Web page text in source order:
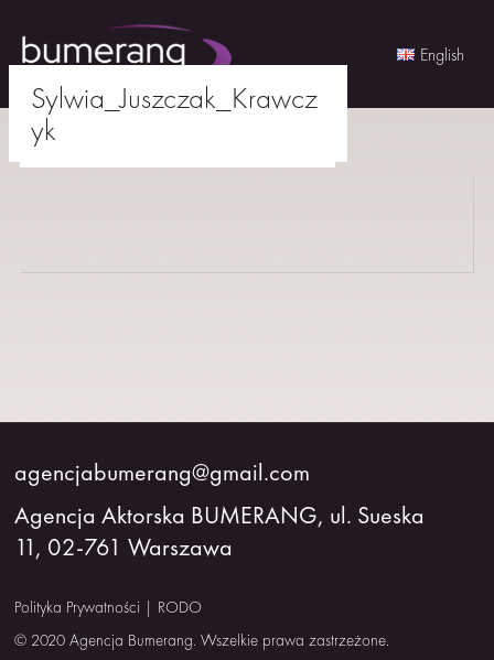
AKTORKI
WSPÓŁPRACA
O
NAS
English
content
Sylwia_Juszczak_Krawcz
yk
agencjabumerang@gmail.com
Agencja Aktorska BUMERANG, ul. Sueska
11, 02-761 Warszawa
Polityka Prywatności | RODO
© 2020 Agencja Bumerang. Wszelkie prawa zastrzeżone.